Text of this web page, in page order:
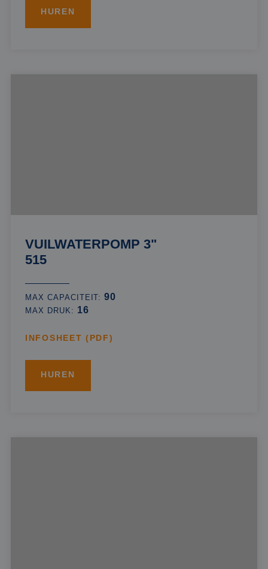
HUREN
VUILWATERPOMP 3"
515
MAX CAPACITEIT:90
MAX DRUK: 16
INFOSHEET (PDF)
HUREN